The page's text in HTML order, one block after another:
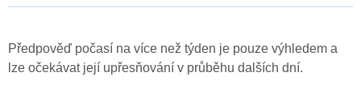
Předpověď počasí na více než týden je pouze výhledem a
lze očekávat její upřesňování v průběhu dalších dní.